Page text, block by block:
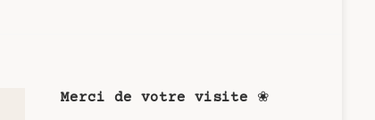
Merci de votre visite ❀